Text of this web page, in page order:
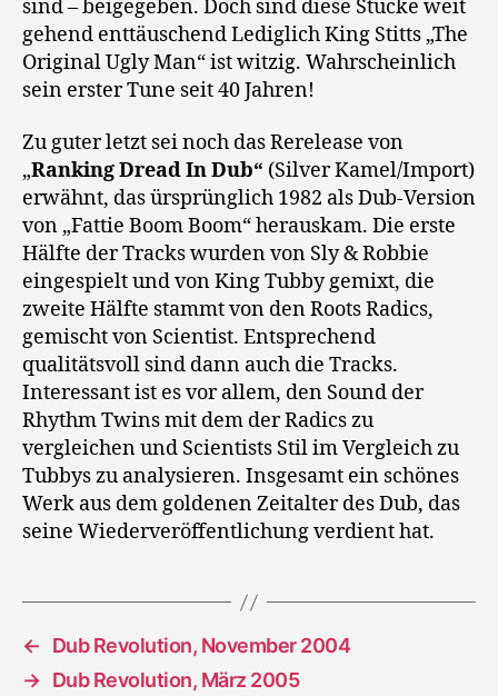
sind – beigegeben. Doch sind diese Stücke weit
gehend enttäuschend Lediglich King Stitts „The
Original Ugly Man“ ist witzig. Wahrscheinlich
sein erster Tune seit 40 Jahren!
Zu guter letzt sei noch das Rerelease von
„Ranking Dread In Dub“ (Silver Kamel/Import)
erwähnt, das ürsprünglich 1982 als Dub-Version
von „Fattie Boom Boom“ herauskam. Die erste
Hälfte der Tracks wurden von Sly & Robbie
eingespielt und von King Tubby gemixt, die
zweite Hälfte stammt von den Roots Radics,
gemischt von Scientist. Entsprechend
qualitätsvoll sind dann auch die Tracks.
Interessant ist es vor allem, den Sound der
Rhythm Twins mit dem der Radics zu
vergleichen und Scientists Stil im Vergleich zu
Tubbys zu analysieren. Insgesamt ein schönes
Werk aus dem goldenen Zeitalter des Dub, das
seine Wiederveröffentlichung verdient hat.
←
Dub Revolution, November 2004
→ Dub Revolution, März 2005